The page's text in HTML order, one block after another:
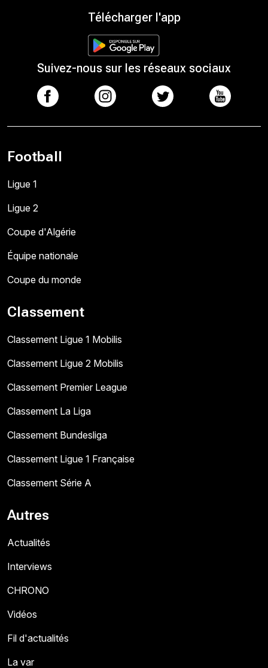
Télécharger l'app
Suivez-nous sur les réseaux sociaux
Football
Ligue 1
Ligue 2
Coupe d'Algérie
Équipe nationale
Coupe du monde
Classement
Classement Ligue 1 Mobilis
Classement Ligue 2 Mobilis
Classement Premier League
Classement La Liga
Classement Bundesliga
Classement Ligue 1 Française
Classement Série A
Autres
Actualités
Interviews
CHRONO
Vidéos
Fil d'actualités
La var